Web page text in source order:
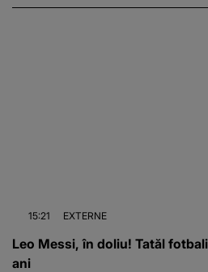
15:21 EXTERNE
Leo Messi, în doliu! Tatăl
ani